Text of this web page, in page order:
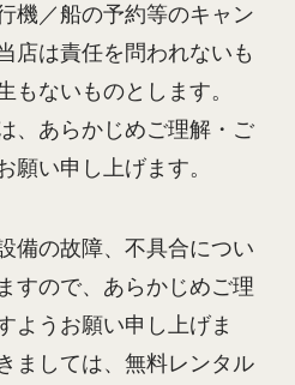
機／船の予約等のキャン
店は責任を問われないも
もないものとします。
、あらかじめご理解・ご
願い申し上げます。
備の故障、不具合につい
すので、あらかじめご理
ようお願い申し上げま
ましては、無料レンタル